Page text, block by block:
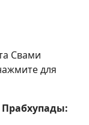
Свами
для